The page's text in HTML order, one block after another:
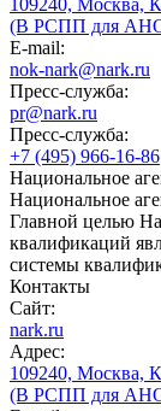
109240, Москва,
(В РСПП для
E-mail:
nok-nark@nark.ru
Пресс-служба:
pr@nark.ru
Пресс-служба:
+7 (495) 966-16-86
Национальное
Национальное
Главной целью
квалификаций
системы
Контакты
Сайт:
nark.ru
Адрес:
109240, Москва,
(В РСПП для